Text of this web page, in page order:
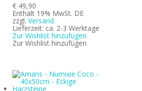
€ 49,90
Enthält 19% MwSt. DE
zzgl.Versand
Lieferzeit: ca. 2-3 Werktage
Zur Wishlist hinzufügen
Zur Wishlist hinzufügen